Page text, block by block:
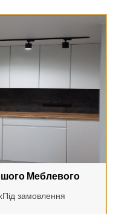
Меблевого
замовлення